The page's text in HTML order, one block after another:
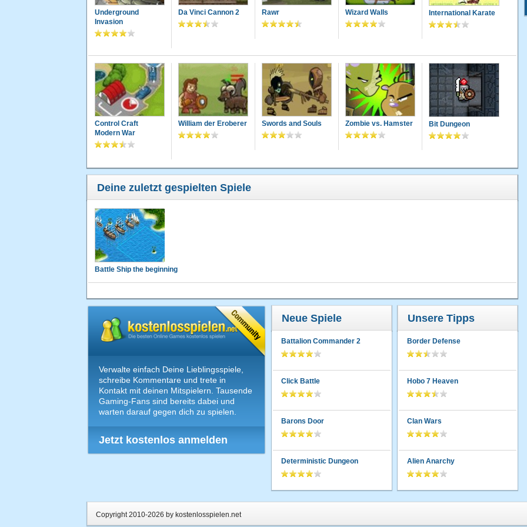
Underground
Invasion
Da Vinci Cannon 2 Rawr Wizard Walls International Karate
Control Craft
Modern War
William der Eroberer Swords and Souls Zombie vs. Hamster Bit Dungeon
Deine zuletzt gespielten Spiele
Battle Ship the beginning
Verwalte einfach Deine Lieblingsspiele,
schreibe Kommentare und trete in
Kontakt mit deinen Mitspielern. Tausende
Gaming-Fans sind bereits dabei und
warten darauf gegen dich zu spielen.
Jetzt kostenlos anmelden
Neue Spiele
Battalion Commander 2
Click Battle
Barons Door
Deterministic Dungeon
Unsere Tipps
Border Defense
Hobo 7 Heaven
Clan Wars
Alien Anarchy
Copyright 2010-2026 by kostenlosspielen.net